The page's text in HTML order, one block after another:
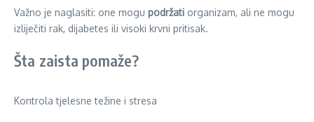
Važno je naglasiti: one mogu podržati organizam, ali ne mogu
izliječiti rak, dijabetes ili visoki krvni pritisak.
Šta zaista pomaže?
Kontrola tjelesne težine i stresa